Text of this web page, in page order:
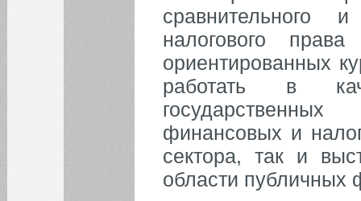
БИБЛИОТЕКА
ИНСТИТУТЫ
КАФЕДРЫ
ФАКУЛЬТЕТЫ
сравнительного
налогового
ориентированных
работать в
финансовых и
сектора, так и
области